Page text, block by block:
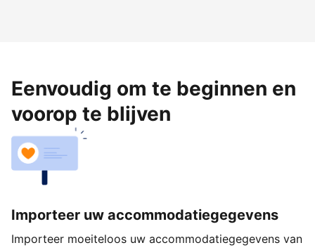
Eenvoudig om te beginnen en
voorop te blijven
Importeer uw accommodatiegegevens
Importeer moeiteloos uw accommodatiegegevens van